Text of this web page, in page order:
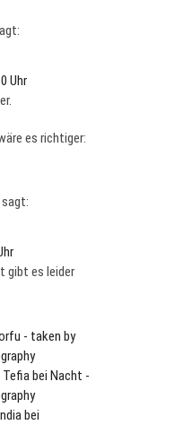
Uhr
es richtiger:
sagt:
gibt es leider
- taken by
bei Nacht -
bei